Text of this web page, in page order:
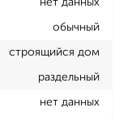
обычный
строящийся дом
раздельный
нет данных